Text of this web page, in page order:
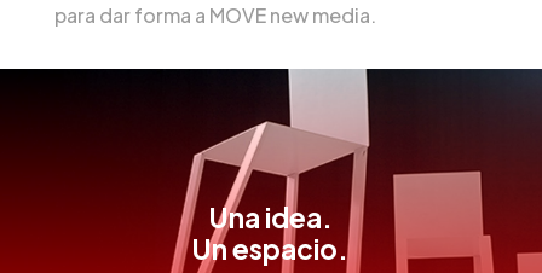
para dar forma a MOVE new media.
Una idea.
Un espacio.